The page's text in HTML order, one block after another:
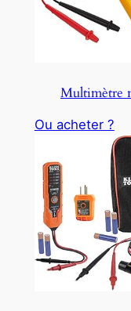
Multimètre
Ou acheter ?